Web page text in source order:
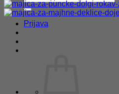
Prijava